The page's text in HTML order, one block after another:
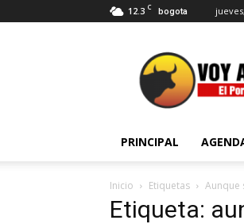
12.3 C bogota
Voy
a
Los
Toros
PRINCIPAL
Inicio Etiquetas Aunque
Etiqueta: